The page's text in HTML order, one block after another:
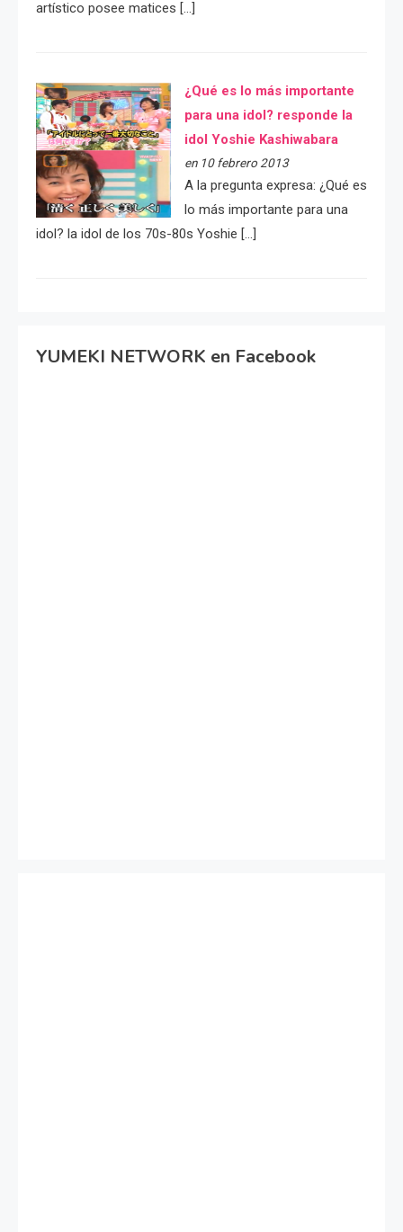
artístico posee matices […]
¿Qué es lo más importante
para una idol? responde la
idol Yoshie Kashiwabara
en 10 febrero 2013
A la pregunta expresa: ¿Qué es
lo más importante para una
idol? la idol de los 70s-80s Yoshie […]
YUMEKI NETWORK en Facebook